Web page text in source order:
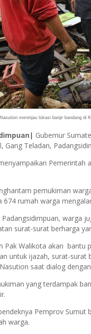
meninjau lokasi banjir bandang di
Gubernur
Gang Teladan,
pemukiman
674 rumah warga
warga
surat-surat berharga
Pak Walikota akan
untuk ijazah, surat-
saat dialog
yang terdampak
Pemprov
warga.